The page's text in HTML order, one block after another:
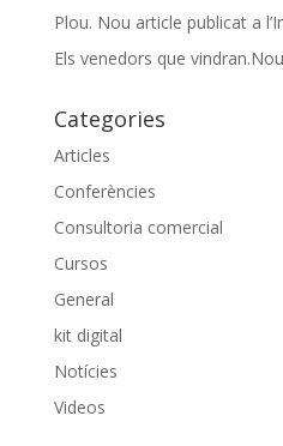
Plou. Nou article publicat a
Els venedors que
Categories
Articles
Conferències
Consultoria comercial
Cursos
General
kit digital
Notícies
Videos